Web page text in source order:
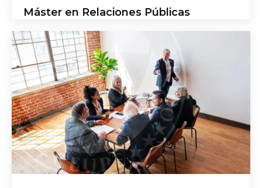
Máster en Relaciones Públicas